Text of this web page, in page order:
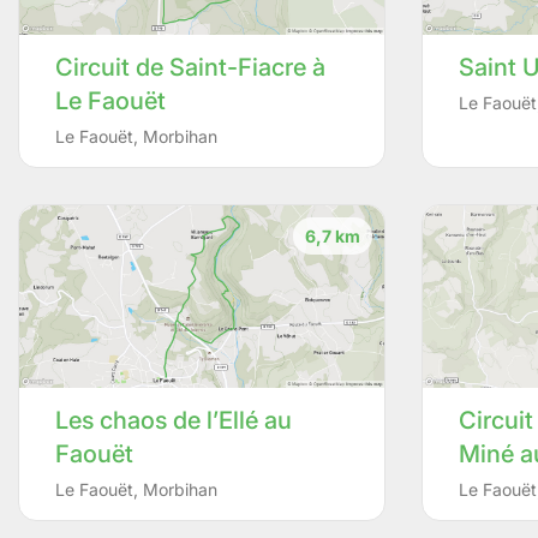
Circuit de Saint-Fiacre à
Le Faouët
Le Faouët Morbihan
Saint
Le Faouët
6,7 km
Les chaos de l’Ellé au
Faouët
Le Faouët Morbihan
Circuit
Miné
Le Faouët